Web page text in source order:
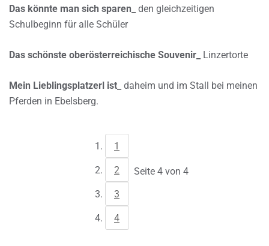
Das könnte man sich sparen_
den gleichzeitigen
Schulbeginn für alle Schüler
Das schönste oberösterreichische Souvenir_ Linzertorte
Mein Lieblingsplatzerl ist_ daheim und im Stall bei meinen
Pferden in Ebelsberg.
1
2
3
4
Seite 4 von 4